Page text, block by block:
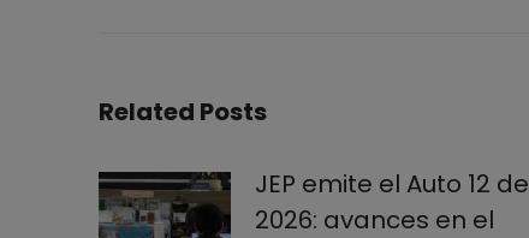
Related Posts
JEP emite el Auto 12 de
2026: avances en el